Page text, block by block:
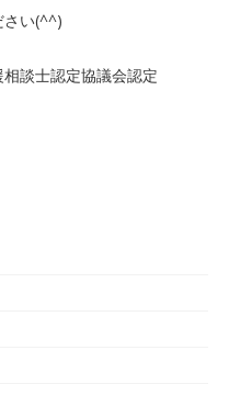
さい(^^)
談士認定協議会認定